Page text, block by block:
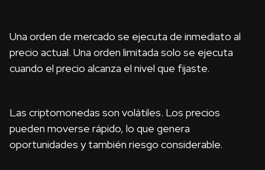
Una orden de mercado se ejecuta de inmediato al
precio actual. Una orden limitada solo se ejecuta
cuando el precio alcanza el nivel que fijaste.
Las criptomonedas son volátiles. Los precios
pueden moverse rápido, lo que genera
oportunidades y también riesgo considerable.